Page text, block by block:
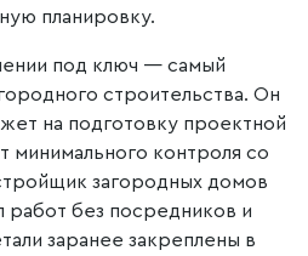
планировку.
под ключ — самый
строительства. Он
на подготовку проектной
минимального контроля со
загородных домов
работ без посредников и
заранее закреплены в